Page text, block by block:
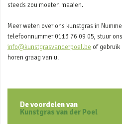
steeds zou moeten maaien.
Meer weten over ons kunstgras in
telefoonnummer 0113 76 09 05, stuur
info@kunstgrasvanderpoel.be of
horen graag van u!
De voordelen van
Kunstgras van der Poel